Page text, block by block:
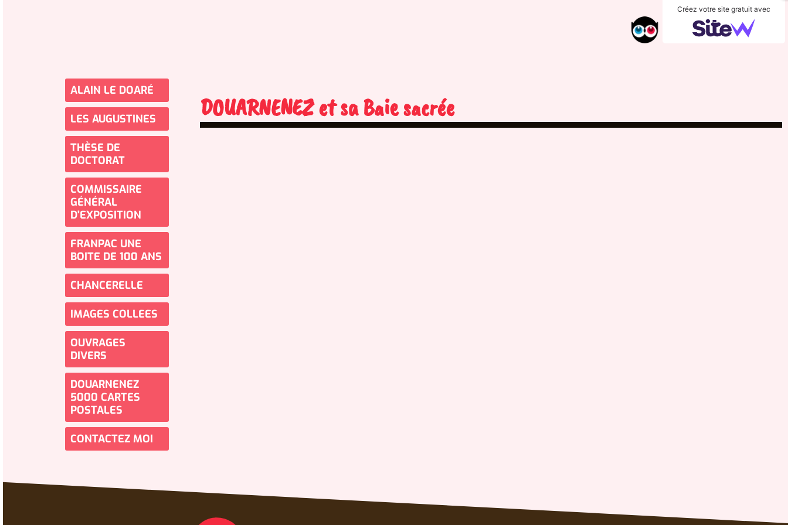
Créez votre site gratuit avec
ALAIN LE DOARÉ
LES AUGUSTINES
THÈSE DE
DOCTORAT
COMMISSAIRE
GÉNÉRAL
D'EXPOSITION
FRANPAC UNE
BOITE DE 100 ANS
CHANCERELLE
IMAGES COLLEES
OUVRAGES
DIVERS
DOUARNENEZ
5000 CARTES
POSTALES
CONTACTEZ MOI
DOUARNENEZ et sa Baie sacrée